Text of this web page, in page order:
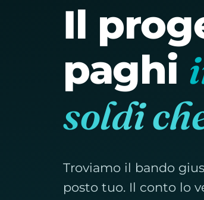
Il
paghi
soldi
Troviamo il bando
posto tuo. Il conto lo